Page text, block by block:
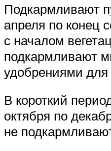
Подкармливают
апреля по конец
с началом
подкармливают
удобрениями для
В короткий
октября по
не